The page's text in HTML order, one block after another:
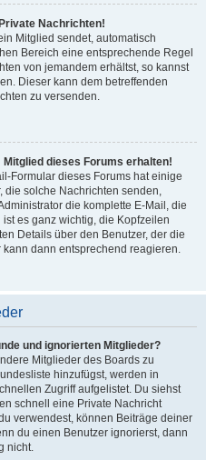
Nachrichten!
Mitglied sendet, automatisch
Bereich eine entsprechende Regel
von jemandem erhältst, so kannst
Dieser kann dem betreffenden
zu versenden.
Mitglied dieses Forums erhalten!
Formular dieses Forums hat einige
die solche Nachrichten senden,
die komplette E-Mail, die
es ganz wichtig, die Kopfzeilen
Details über den Benutzer, der die
kann dann entsprechend reagieren.
und ignorierten Mitglieder?
Mitglieder des Boards zu
hinzufügst, werden in
Zugriff aufgelistet. Du siehst
schnell eine Private Nachricht
verwendest, können Beiträge deiner
du einen Benutzer ignorierst, dann
nicht.